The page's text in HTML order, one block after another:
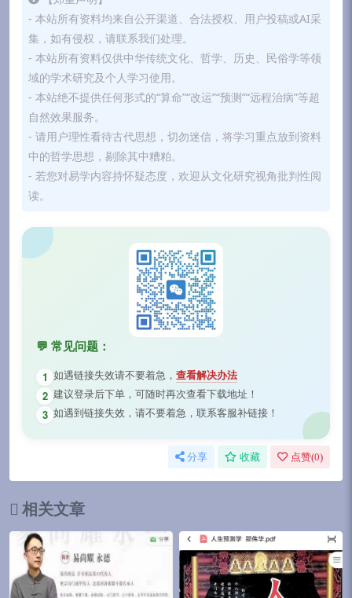
- 本站所有资料均来自公开渠道、合法授权、用户投稿或AI采
集，如有侵权，请联系我们处理。
- 本站所有资料仅供中华传统文化、哲学、历史、民俗学等领
域的学术研究及个人学习使用。
- 本站绝不提供任何形式的“算命”“改运”“预测”“远程治病”等超
自然效果服务。
- 请用户理性看待古代思想，切勿迷信，将学习重点放到资料
中的哲学思想，剔除其中糟粕。
- 若您对易学内容持怀疑态度，欢迎从文化研究视角批判性阅
读。
💬 常见问题：
1 如遇链接失效请不要着急， 查看解决办法
2 建议登录后下单，可随时再次查看下载地址！
3 如遇到链接失效，请不要着急，联系客服补链接！
分享 收藏 点赞(0)
相关文章